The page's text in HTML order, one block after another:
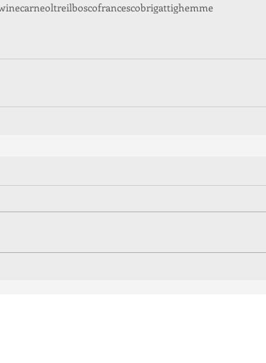
carneoltreilboscofrancescobrigattighemme